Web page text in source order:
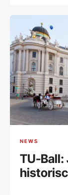
NEWS
TU-Ball: